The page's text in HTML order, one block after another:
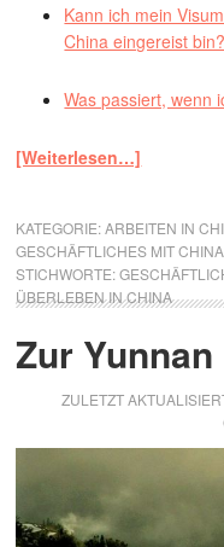
Kann ich mein
China eingereist bin?
Was passiert, wenn
[Weiterlesen…]
KATEGORIE:ARBEITEN IN
GESCHÄFTLICHES MIT CHINA
STICHWORTE:
ÜBERLEBEN IN CHINA
Zur
ZULETZT